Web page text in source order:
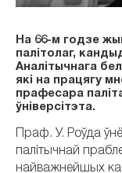
На 66-м годзе
палітолаг,
Аналітычнага
які на працягу
прафесара
ўніверсітэта.
Праф. У. Роўда
палітычнай
найважнейшых